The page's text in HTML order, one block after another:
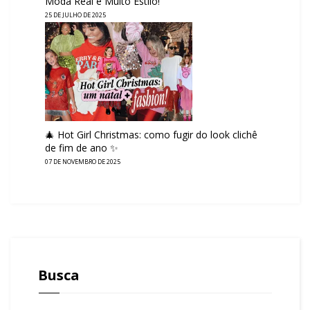
25 DE JULHO DE 2025
🎄 Hot Girl Christmas: como fugir do look clichê
de fim de ano ✨
07 DE NOVEMBRO DE 2025
Busca